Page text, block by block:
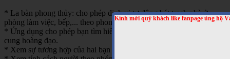
Kính mời quý khách like fanpage ủng hộ
* La bàn phong thủy: cho phép định vị tự động bát trạch nhà ở,
phòng làm việc, bếp,... theo phong thủy bát trạch.
* Ứng dụng cho phép bạn tìm hiểu về tính cách của từng người theo
cung hoàng đạo.
* Xem sự tương hợp của hai bạn theo cung hoàng đạo